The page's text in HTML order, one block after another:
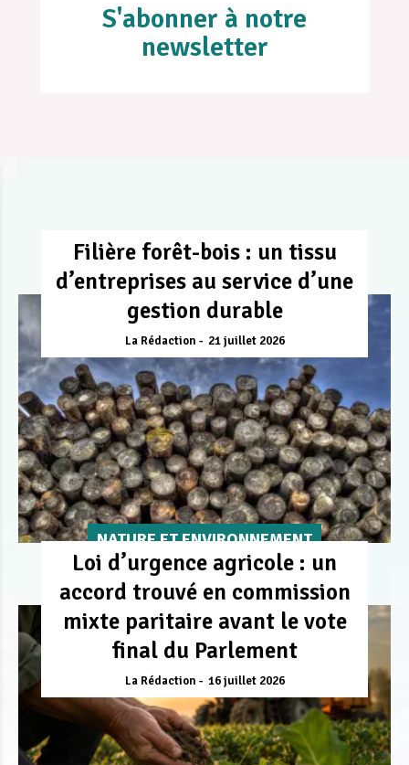
S'abonner à notre
newsletter
Filière forêt-bois : un tissu
d’entreprises au service d’une
gestion durable
La Rédaction 21 juillet 2026
NATURE ET ENVIRONNEMENT
Loi d’urgence agricole : un
accord trouvé en commission
mixte paritaire avant le vote
final du Parlement
La Rédaction 16 juillet 2026